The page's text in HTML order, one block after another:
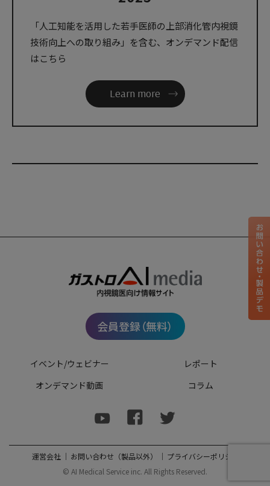
「人工知能を活用した若手医師の上部消化管内視鏡
技術向上への取り組み」を含む、オンデマンド配信
はこちら
Learn more
会員登録（無料）
イベント/ウェビナー
レポート
オンデマンド動画
コラム
© AI Medical Service inc. All Rights Reserved.
運営会社 ｜ お問い合わせ（製品以外） ｜ プライバシーポリシー